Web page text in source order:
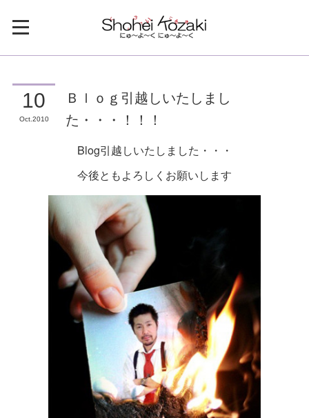
10
Oct 2010
Ｂｌｏｇ引越しいたしまし
た・・・！！！
Blog引越しいたしました・・・
今後ともよろしくお願いします